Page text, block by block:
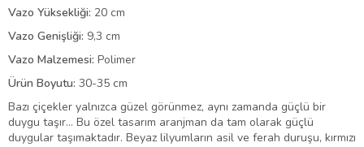
Vazo Yüksekliği: 20 cm
Vazo Genişliği: 9,3 cm
Vazo Malzemesi: Polimer
Ürün Boyutu: 30-35 cm
Bazı çiçekler yalnızca güzel görünmez, aynı zamanda güçlü bir
duygu taşır… Bu özel tasarım aranjman da tam olarak güçlü
duygular taşımaktadır. Beyaz lilyumların asil ve ferah duruşu, kırmızı